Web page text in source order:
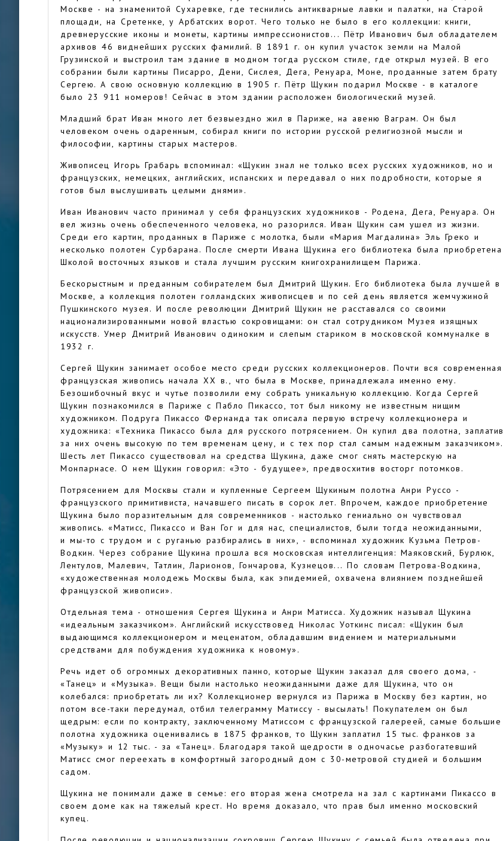
Москве - на знаменитой Сухаревке, где теснились антикварные лавки и палатки, на Старой
площади, на Сретенке, у Арбатских ворот. Чего только не было в его коллекции: книги,
древнерусские иконы и монеты, картины импрессионистов... Пётр Иванович был обладателем
архивов 46 виднейших русских фамилий. В 1891 г. он купил участок земли на Малой
Грузинской и выстроил там здание в модном тогда русском стиле, где открыл музей. В его
собрании были картины Писарро, Дени, Сислея, Дега, Ренуара, Моне, проданные затем брату
Сергею. А свою основную коллекцию в 1905 г. Пётр Щукин подарил Москве - в каталоге
было 23 911 номеров! Сейчас в этом здании расположен биологический музей.
Младший брат Иван много лет безвыездно жил в Париже, на авеню Ваграм. Он был
человеком очень одаренным, собирал книги по истории русской религиозной мысли и
философии, картины старых мастеров.
Живописец Игорь Грабарь вспоминал: «Щукин знал не только всех русских художников, но и
французских, немецких, английских, испанских и передавал о них подробности, которые я
готов был выслушивать целыми днями».
Иван Иванович часто принимал у себя французских художников - Родена, Дега, Ренуара. Он
вел жизнь очень обеспеченного человека, но разорился. Иван Щукин сам ушел из жизни.
Среди его картин, проданных в Париже с молотка, были «Мария Магдалина» Эль Греко и
несколько полотен Сурбарана. После смерти Ивана Щукина его библиотека была приобретена
Школой восточных языков и стала лучшим русским книгохранилищем Парижа.
Бескорыстным и преданным собирателем был Дмитрий Щукин. Его библиотека была лучшей в
Москве, а коллекция полотен голландских живописцев и по сей день является жемчужиной
Пушкинского музея. И после революции Дмитрий Щукин не расставался со своими
национализированными новой властью сокровищами: он стал сотрудником Музея изящных
искусств. Умер Дмитрий Иванович одиноким и слепым стариком в московской коммуналке в
1932 г.
Сергей Щукин занимает особое место среди русских коллекционеров. Почти вся современная
французская живопись начала ХХ в., что была в Москве, принадлежала именно ему.
Безошибочный вкус и чутье позволили ему собрать уникальную коллекцию. Когда Сергей
Щукин познакомился в Париже с Пабло Пикассо, тот был никому не известным нищим
художником. Подруга Пикассо Фернанда так описала первую встречу коллекционера и
художника: «Техника Пикассо была для русского потрясением. Он купил два полотна, заплатив
за них очень высокую по тем временам цену, и с тех пор стал самым надежным заказчиком».
Шесть лет Пикассо существовал на средства Щукина, даже смог снять мастерскую на
Монпарнасе. О нем Щукин говорил: «Это - будущее», предвосхитив восторг потомков.
Потрясением для Москвы стали и купленные Сергеем Щукиным полотна Анри Руссо -
французского примитивиста, начавшего писать в сорок лет. Впрочем, каждое приобретение
Щукина было поразительным для современников - настолько гениально он чувствовал
живопись. «Матисс, Пикассо и Ван Гог и для нас, специалистов, были тогда неожиданными,
и мы-то с трудом и с руганью разбирались в них», - вспоминал художник Кузьма Петров-
Водкин. Через собрание Щукина прошла вся московская интеллигенция: Маяковский, Бурлюк,
Лентулов, Малевич, Татлин, Ларионов, Гончарова, Кузнецов... По словам Петрова-Водкина,
«художественная молодежь Москвы была, как эпидемией, охвачена влиянием позднейшей
французской живописи».
Отдельная тема - отношения Сергея Щукина и Анри Матисса. Художник называл Щукина
«идеальным заказчиком». Английский искусствовед Николас Уоткинс писал: «Щукин был
выдающимся коллекционером и меценатом, обладавшим видением и материальными
средствами для побуждения художника к новому».
Речь идет об огромных декоративных панно, которые Щукин заказал для своего дома, -
«Танец» и «Музыка». Вещи были настолько неожиданными даже для Щукина, что он
колебался: приобретать ли их? Коллекционер вернулся из Парижа в Москву без картин, но
потом все-таки передумал, отбил телеграмму Матиссу - высылать! Покупателем он был
щедрым: если по контракту, заключенному Матиссом с французской галереей, самые большие
полотна художника оценивались в 1875 франков, то Щукин заплатил 15 тыс. франков за
«Музыку» и 12 тыс. - за «Танец». Благодаря такой щедрости в одночасье разбогатевший
Матисс смог переехать в комфортный загородный дом с 30-метровой студией и большим
садом.
Щукина не понимали даже в семье: его вторая жена смотрела на зал с картинами Пикассо в
своем доме как на тяжелый крест. Но время доказало, что прав был именно московский
купец.